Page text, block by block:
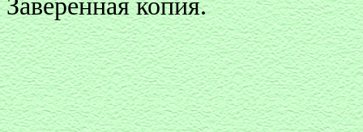
Заверенная копия.